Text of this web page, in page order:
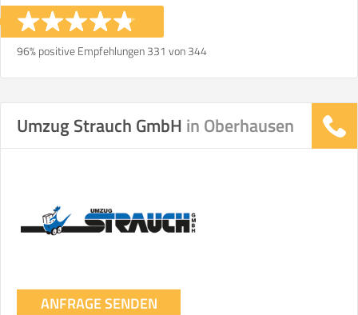
96% positive Empfehlungen 331 von 344
Umzug Strauch GmbH in Oberhausen
ANFRAGE SENDEN